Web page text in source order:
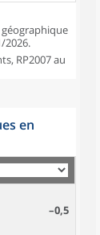
2026.
RP2007 au
en
–0,5